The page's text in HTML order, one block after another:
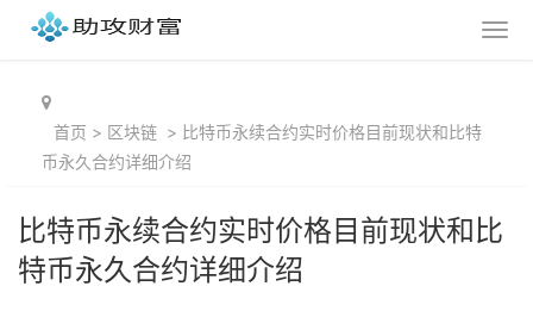
首页 > 区块链 > 比特币永续合约实时价格目前现状和比特
币永久合约详细介绍
比特币永续合约实时价格目前现状和比
特币永久合约详细介绍